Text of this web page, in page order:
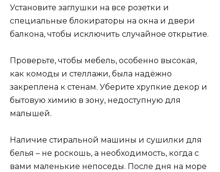
Установите заглушки на все розетки и
специальные блокираторы на окна и двери
балкона, чтобы исключить случайное открытие.
Проверьте, чтобы мебель, особенно высокая,
как комоды и стеллажи, была надёжно
закреплена к стенам. Уберите хрупкие декор и
бытовую химию в зону, недоступную для
малышей.
Наличие стиральной машины и сушилки для
белья – не роскошь, а необходимость, когда с
вами маленькие непоседы. После дня на море